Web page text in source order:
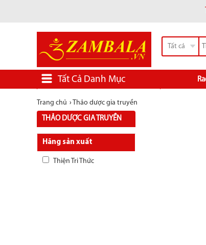
Tất cả
Tất Cả Danh Mục
Trang chủ › Thảo dược gia truyền
THẢO DƯỢC GIA TRUYỀN
Hãng sản xuất
Thiện Tri Thức